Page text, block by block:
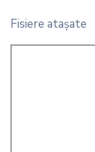
Fisiere ataşate